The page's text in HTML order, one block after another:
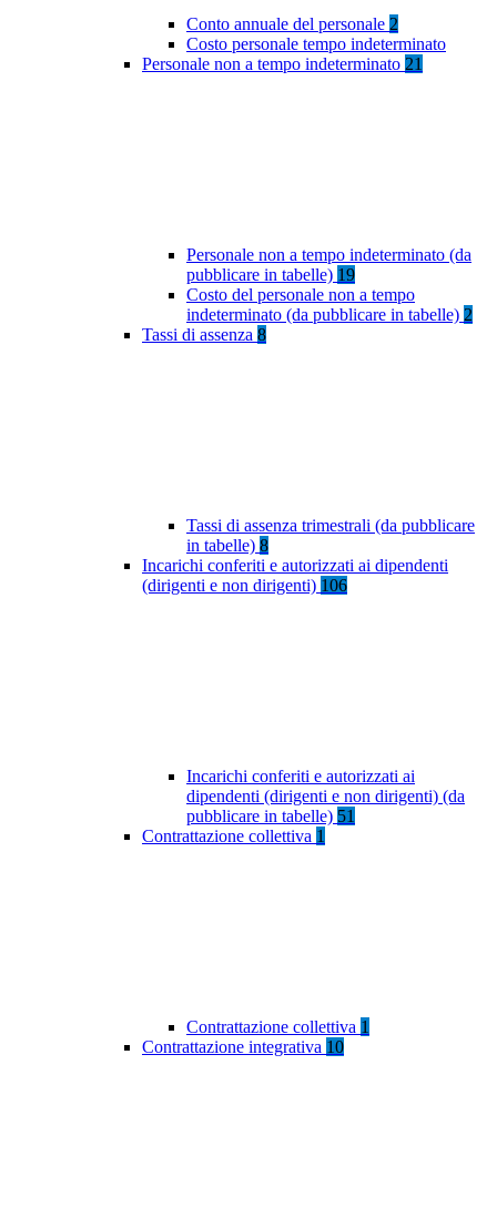
Conto annuale del personale 2
Costo personale tempo indeterminato
Personale non a tempo indeterminato 21
Personale non a tempo indeterminato (da
pubblicare in tabelle) 19
Costo del personale non a tempo
indeterminato (da pubblicare in tabelle) 2
Tassi di assenza 8
Tassi di assenza trimestrali (da pubblicare
in tabelle) 8
Incarichi conferiti e autorizzati ai dipendenti
(dirigenti e non dirigenti) 106
Incarichi conferiti e autorizzati ai
dipendenti (dirigenti e non dirigenti) (da
pubblicare in tabelle) 51
Contrattazione collettiva 1
Contrattazione collettiva 1
Contrattazione integrativa 10